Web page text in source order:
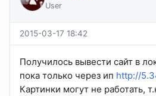
User
2015-03-17 18:42
Получилось вывести сайт в
пока только через ип http://
Картинки могут не работать,